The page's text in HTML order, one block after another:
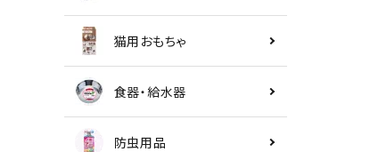
猫用おもちゃ
食器・給水器
防虫用品